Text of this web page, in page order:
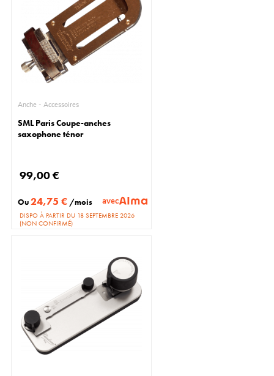
Anche - Accessoires
SML Paris Coupe-anches
saxophone ténor
99,00 €
Ou24,75 € /mois avec
DISPO À PARTIR DU 18 SEPTEMBRE 2026
(NON CONFIRMÉ)